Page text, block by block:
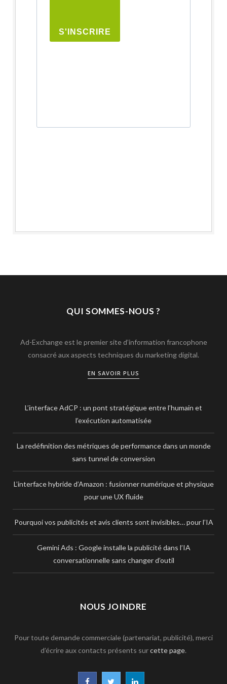
S'INSCRIRE
QUI SOMMES-NOUS ?
Ad-Exchange est le premier site d’information francophone
consacré aux aspects techniques du marketing digital.
EN SAVOIR PLUS
L’interface AdCP : un pont stratégique entre l’humain et
l’exécution automatisée
La redéfinition des métriques de performance dans un monde
sans tunnel de conversion
L’interface hybride d’Amazon : fusionner numérique et physique
pour une UX fluide
Pourquoi vos publicités et avis clients sont invisibles… pour l’IA
Gemini Ads : Google installe la publicité dans l’IA
conversationnelle sans changer d’outil
NOUS JOINDRE
Pour toute demande commerciale (partenariat, publicité), merci
d’écrire aux contacts présents surcette page.
F L